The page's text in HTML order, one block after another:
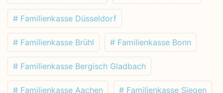
# Familienkasse Düsseldorf
# Familienkasse Brühl # Familienkasse Bonn
# Familienkasse Bergisch Gladbach
# Familienkasse Aachen # Familienkasse Siegen